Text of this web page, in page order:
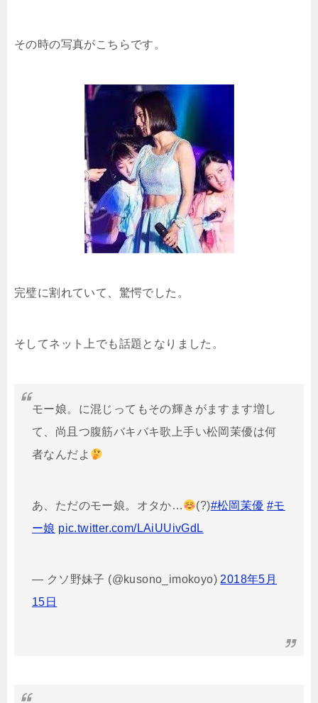
その時の写真がこちらです。
完璧に割れていて、驚愕でした。
そしてネット上でも話題となりました。
モー娘。に混じってもその輝きがますます増し
て、尚且つ腹筋バキバキ歌上手い松岡茉優は何
者なんだよ
あ、ただのモー娘。オタか… (?)#松岡茉優 #モ
ー娘 pic.twitter.com/LAiUUivGdL
— クソ野妹子 (@kusono_imokoyo) 2018年5月
15日